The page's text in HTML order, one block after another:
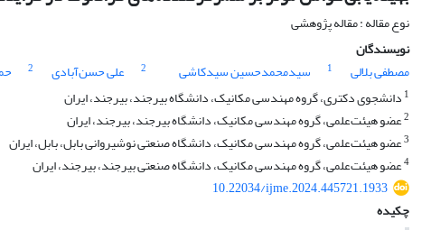
نوع مقاله : مقاله پژوهشی
نویسندگان
مصطفی بلالی
1 سیدمحمدحسین سیدکاشی 2 علی حسن‌آبادی 2
1 دانشجوی دکتری، گروه مهندسی مکانیک، دانشگاه بیرجند، بیرجند، ایران
2عضو هیئت‌علمی، گروه مهندسی مکانیک، دانشگاه بیرجند، بیرجند، ایران
3عضو هیئت‌علمی، گروه مهندسی مکانیک، دانشگاه صنعتی نوشیروانی بابل، بابل، ایران
4عضو هیئت‌علمی، گروه مهندسی مکانیک، دانشگاه صنعتی بیرجند، بیرجند، ایران
10.22034/ijme.2024.445721.1933
چکیده